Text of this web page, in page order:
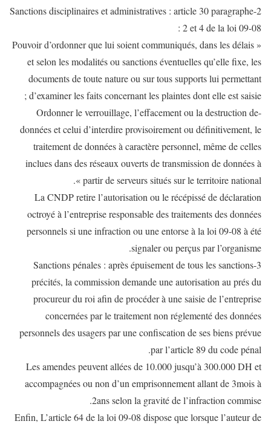
2-Sanctions disciplinaires et administratives : article 30 paragraphe
2 et 4 de la loi 09-08 :
« Pouvoir d’ordonner que lui soient communiqués, dans les délais
et selon les modalités ou sanctions éventuelles qu’elle fixe, les
documents de toute nature ou sur tous supports lui permettant
d’examiner les faits concernant les plaintes dont elle est saisie ;
-Ordonner le verrouillage, l’effacement ou la destruction de
données et celui d’interdire provisoirement ou définitivement, le
traitement de données à caractère personnel, même de celles
inclues dans des réseaux ouverts de transmission de données à
partir de serveurs situés sur le territoire national ».
La CNDP retire l’autorisation ou le récépissé de déclaration
octroyé à l’entreprise responsable des traitements des données
personnels si une infraction ou une entorse à la loi 09-08 à été
signaler ou perçus par l’organisme.
3-Sanctions pénales : après épuisement de tous les sanctions
précités, la commission demande une autorisation au prés du
procureur du roi afin de procéder à une saisie de l’entreprise
concernées par le traitement non réglementé des données
personnels des usagers par une confiscation de ses biens prévue
par l’article 89 du code pénal.
Les amendes peuvent allées de 10.000 jusqu’à 300.000 DH et
accompagnées ou non d’un emprisonnement allant de 3mois à
2ans selon la gravité de l’infraction commise.
Enfin, L’article 64 de la loi 09-08 dispose que lorsque l’auteur de